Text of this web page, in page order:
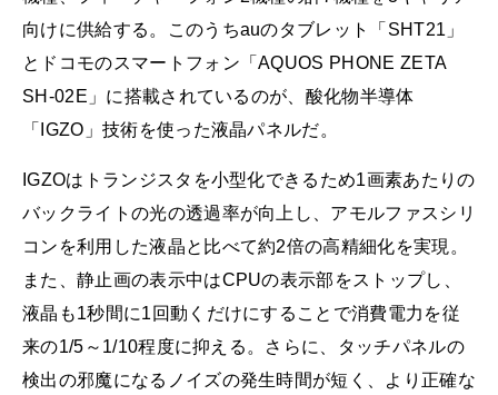
向けに供給する。このうちauのタブレット「SHT21」
とドコモのスマートフォン「AQUOS PHONE ZETA
SH-02E」に搭載されているのが、酸化物半導体
「IGZO」技術を使った液晶パネルだ。
IGZOはトランジスタを小型化できるため1画素あたりの
バックライトの光の透過率が向上し、アモルファスシリ
コンを利用した液晶と比べて約2倍の高精細化を実現。
また、静止画の表示中はCPUの表示部をストップし、
液晶も1秒間に1回動くだけにすることで消費電力を従
来の1/5～1/10程度に抑える。さらに、タッチパネルの
検出の邪魔になるノイズの発生時間が短く、より正確な